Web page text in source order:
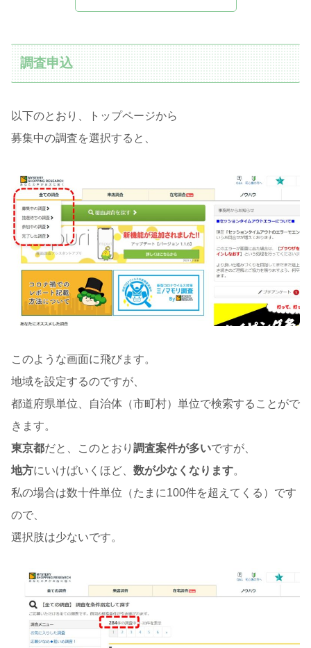
調査申込
以下のとおり、トップページから
募集中の調査を選択すると、
このような画面に飛びます。
地域を設定するのですが、
都道府県単位、自治体（市町村）単位で検索することがで
きます。
東京都だと、このとおり 調査案件が多いですが、
地方にいけばいくほど、 数が少なくなります。
私の場合は数十件単位（たまに100件を超えてくる）です
ので、
選択肢は少ないです。